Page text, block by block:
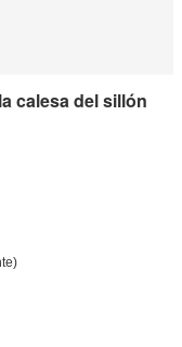
calesa del sillón